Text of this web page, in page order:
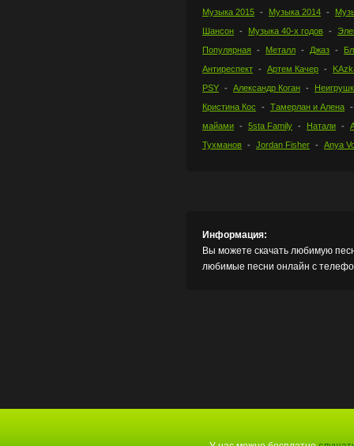
Музыка 2015 Музыка 2014
Шансон
Музыка 40-х годов
Популярная
Металл Джаз
Антиреспект
Артем Качер
PSY
Александр Коган
Кристина Кос
Тамерлан и Алена
майами
5sta Family Натали
Тухманов
Jordan Fisher Anya
Информация:
Вы можете скачать любимую
любимые песни онлайн с